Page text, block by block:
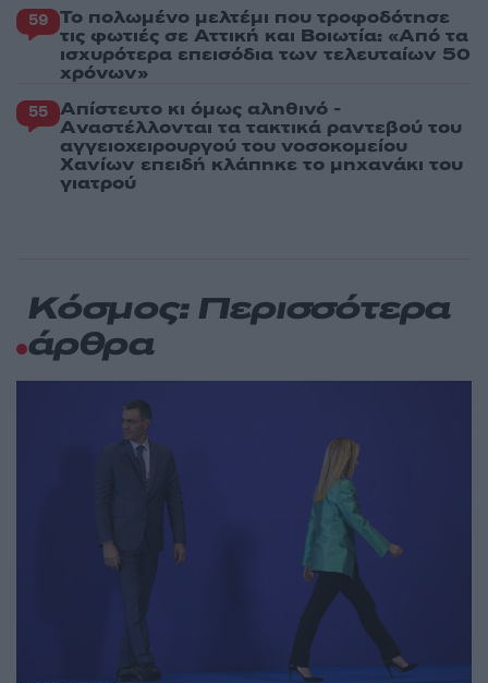
59 Το πολωμένο μελτέμι που τροφοδότησε
τις φωτιές σε Αττική και Βοιωτία: «Από τα
ισχυρότερα επεισόδια των τελευταίων 50
χρόνων»
55 Απίστευτο κι όμως αληθινό -
Aναστέλλονται τα τακτικά ραντεβού του
αγγειοχειρουργού του νοσοκομείου
Χανίων επειδή κλάπηκε το μηχανάκι του
γιατρού
Κόσμος: Περισσότερα
άρθρα